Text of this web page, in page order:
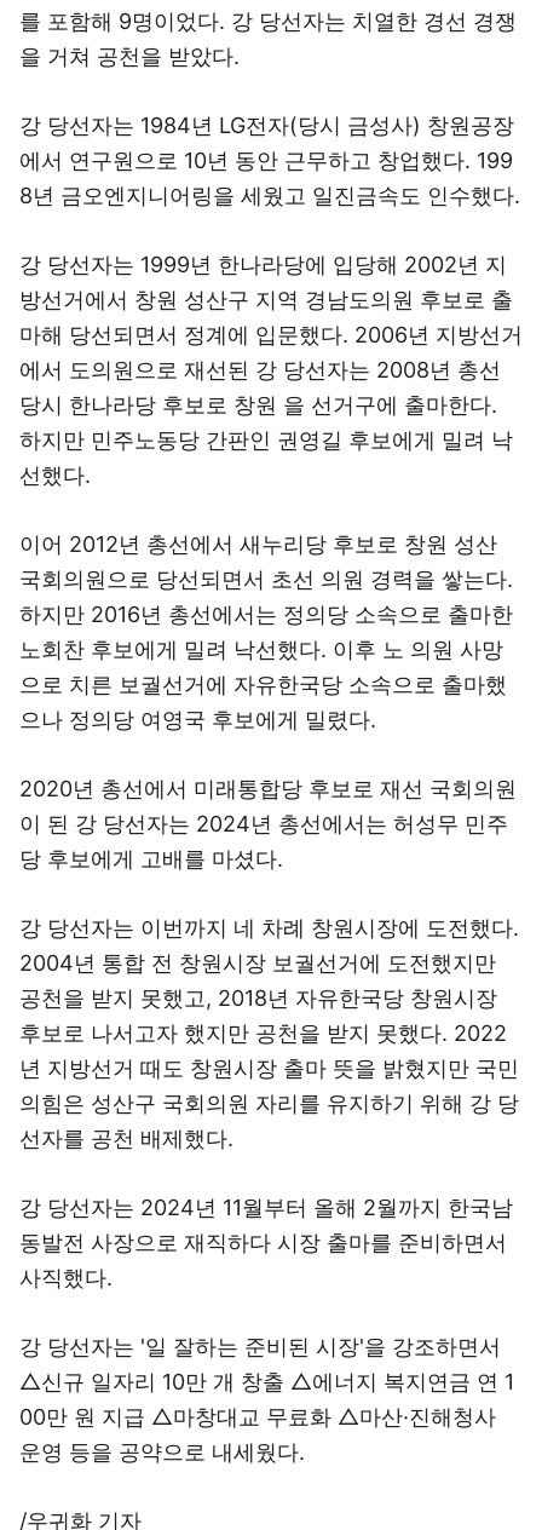
를 포함해 9명이었다. 강 당선자는 치열한 경선 경쟁
을 거쳐 공천을 받았다.
강 당선자는 1984년 LG전자(당시 금성사) 창원공장
에서 연구원으로 10년 동안 근무하고 창업했다. 199
8년 금오엔지니어링을 세웠고 일진금속도 인수했다.
강 당선자는 1999년 한나라당에 입당해 2002년 지
방선거에서 창원 성산구 지역 경남도의원 후보로 출
마해 당선되면서 정계에 입문했다. 2006년 지방선거
에서 도의원으로 재선된 강 당선자는 2008년 총선
당시 한나라당 후보로 창원 을 선거구에 출마한다.
하지만 민주노동당 간판인 권영길 후보에게 밀려 낙
선했다.
이어 2012년 총선에서 새누리당 후보로 창원 성산
국회의원으로 당선되면서 초선 의원 경력을 쌓는다.
하지만 2016년 총선에서는 정의당 소속으로 출마한
노회찬 후보에게 밀려 낙선했다. 이후 노 의원 사망
으로 치른 보궐선거에 자유한국당 소속으로 출마했
으나 정의당 여영국 후보에게 밀렸다.
2020년 총선에서 미래통합당 후보로 재선 국회의원
이 된 강 당선자는 2024년 총선에서는 허성무 민주
당 후보에게 고배를 마셨다.
강 당선자는 이번까지 네 차례 창원시장에 도전했다.
2004년 통합 전 창원시장 보궐선거에 도전했지만
공천을 받지 못했고, 2018년 자유한국당 창원시장
후보로 나서고자 했지만 공천을 받지 못했다. 2022
년 지방선거 때도 창원시장 출마 뜻을 밝혔지만 국민
의힘은 성산구 국회의원 자리를 유지하기 위해 강 당
선자를 공천 배제했다.
강 당선자는 2024년 11월부터 올해 2월까지 한국남
동발전 사장으로 재직하다 시장 출마를 준비하면서
사직했다.
강 당선자는 '일 잘하는 준비된 시장'을 강조하면서
△신규 일자리 10만 개 창출 △에너지 복지연금 연 1
00만 원 지급 △마창대교 무료화 △마산·진해청사
운영 등을 공약으로 내세웠다.
/우귀화 기자